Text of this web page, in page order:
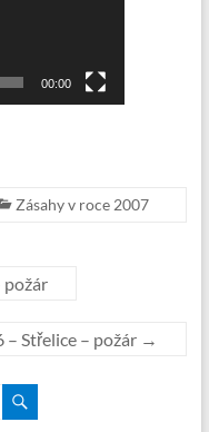
00:00
Zásahy v roce 2007
požár
– Střelice – požár →